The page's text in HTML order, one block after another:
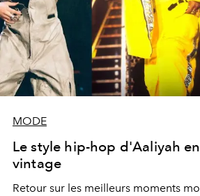
MODE
Le style hip-hop d'Aaliyah
vintage
Retour sur les meilleurs moments